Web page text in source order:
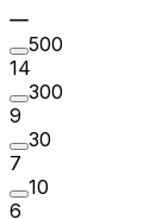
500
14
300
9
30
7
10
6